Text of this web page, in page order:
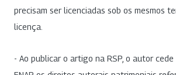
precisam ser licenciadas sob os mesmos
licença.
- Ao publicar o artigo na RSP, o autor